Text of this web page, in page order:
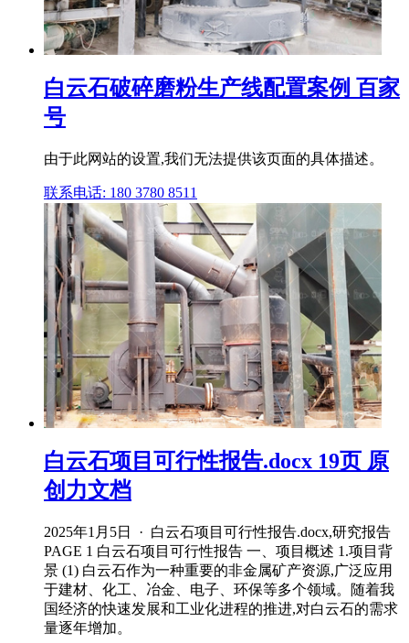
白云石破碎磨粉生产线配置案例 百家
号
由于此网站的设置,我们无法提供该页面的具体描述。
联系电话: 180 3780 8511
白云石项目可行性报告.docx 19页 原
创力文档
2025年1月5日 · 白云石项目可行性报告.docx,研究报告
PAGE 1 白云石项目可行性报告 一、项目概述 1.项目背
景 (1) 白云石作为一种重要的非金属矿产资源,广泛应用
于建材、化工、冶金、电子、环保等多个领域。随着我
国经济的快速发展和工业化进程的推进,对白云石的需求
量逐年增加。